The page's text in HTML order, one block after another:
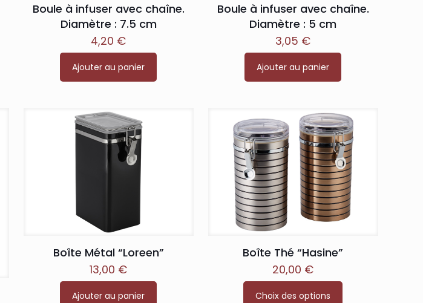
Boule à infuser avec chaîne.
Diamètre : 7.5 cm
4,20 €
Ajouter au panier
Boule à infuser avec chaîne.
Diamètre : 5 cm
3,05 €
Ajouter au panier
Boîte Métal “Loreen”
13,00 €
Ajouter au panier
Boîte Thé “Hasine”
20,00 €
Choix des options